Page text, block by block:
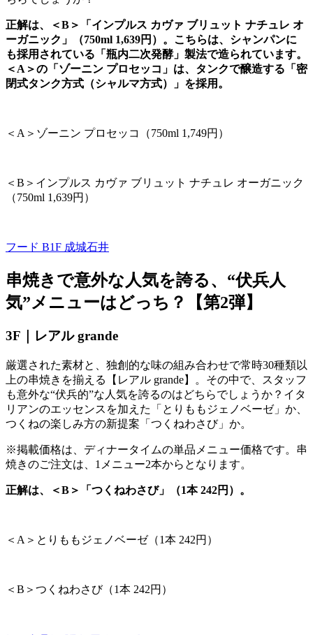
正解は、＜B＞「インプルス カヴァ ブリュット ナチュレ オ
ーガニック」（750ml 1,639円）。こちらは、シャンパンに
も採用されている「瓶内二次発酵」製法で造られています。
＜A＞の「ゾーニン プロセッコ」は、タンクで醸造する「密
閉式タンク方式（シャルマ方式）」を採用。
＜ A ＞ゾーニン プロセッコ（750ml 1,749円）
＜ B ＞インプルス カヴァ ブリュット ナチュレ オーガニック
（750ml 1,639円）
フード B1F 成城石井
串焼きで意外な人気を誇る、“伏兵人
気”メニューはどっち？【第2弾】
3F｜レアルgrande
厳選された素材と、独創的な味の組み合わせで常時30種類以
上の串焼きを揃える【レアル grande】。その中で、スタッフ
も意外な“伏兵的”な人気を誇るのはどちらでしょうか？イタ
リアンのエッセンスを加えた「とりももジェノベーゼ」か、
つくねの楽しみ方の新提案「つくねわさび」か。
※掲載価格は、ディナータイムの単品メニュー価格です。串
焼きのご注文は、 1 メニュー2本からとなります。
正解は、＜B＞「つくねわさび」（1本 242円）。
＜ A ＞とりももジェノベーゼ（1本 242円）
＜ B ＞つくねわさび（1本 242円）